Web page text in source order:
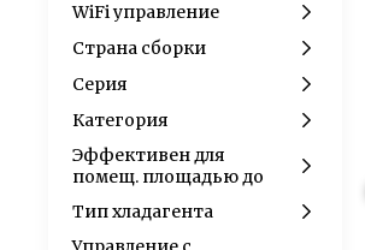
WiFi управление
Страна сборки
Серия
Категория
Эффективен для
помещ. площадью до
Тип хладагента